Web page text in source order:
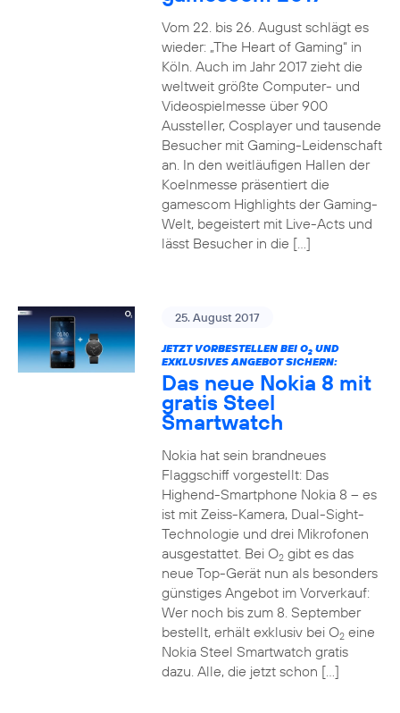
Vom 22. bis 26. August schlägt es
wieder: „The Heart of Gaming“ in
Köln. Auch im Jahr 2017 zieht die
weltweit größte Computer- und
Videospielmesse über 900
Aussteller, Cosplayer und tausende
Besucher mit Gaming-Leidenschaft
an. In den weitläufigen Hallen der
Koelnmesse präsentiert die
gamescom Highlights der Gaming-
Welt, begeistert mit Live-Acts und
lässt Besucher in die […]
25. August 2017
JETZT VORBESTELLEN BEI O2UND
EXKLUSIVES ANGEBOT SICHERN:
Das neue Nokia 8 mit
gratis Steel
Smartwatch
Nokia hat sein brandneues
Flaggschiff vorgestellt: Das
Highend-Smartphone Nokia 8 – es
ist mit Zeiss-Kamera, Dual-Sight-
Technologie und drei Mikrofonen
ausgestattet. Bei O2gibt es das
neue Top-Gerät nun als besonders
günstiges Angebot im Vorverkauf:
Wer noch bis zum 8. September
bestellt, erhält exklusiv bei O2eine
Nokia Steel Smartwatch gratis
dazu. Alle, die jetzt schon […]